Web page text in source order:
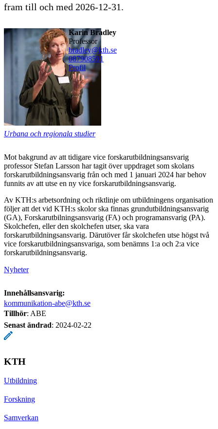
fram till och med 2026-12-31.
Karin Bradley
professor
bradley@kth.se
087908591
Profil
Urbana och regionala studier
Mot bakgrund av att tidigare vice forskarutbildningsansvarig
professor Stefan Larsson har tagit över uppdraget som skolans
forskarutbildningsansvarig från och med 1 januari 2024 har behov
funnits av att utse en ny vice forskarutbildningsansvarig.
Av KTH:s arbetsordning och riktlinje om utbildningens organisation
följer att det vid KTH:s skolor ska finnas grundutbildningsansvarig
(GA), Forskarutbilningsansvarig (FA) och programansvarig (PA).
Skolchefen, eller den skolchefen utser, ska vara
forskarutbildningsansvarig. Därutöver får skolchefen utse högst två
vice forskarutbildningsansvariga, som benämns 1:a och 2:a vice
forskarutbildningsansvarig.
Nyheter
Innehållsansvarig:
kommunikation-abe@kth.se
Tillhör: ABE
Senast ändrad: 2024-02-22
KTH
Utbildning
Forskning
Samverkan